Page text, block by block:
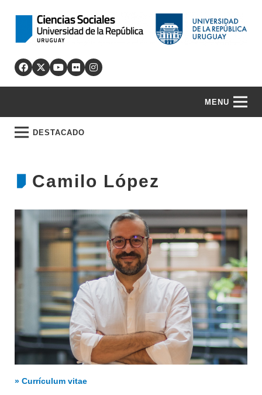
MENU
DESTACADO
Camilo López
» Currículum vitae